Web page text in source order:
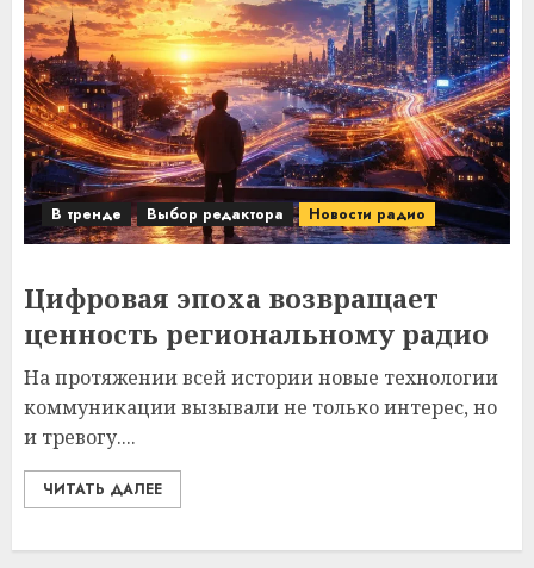
В тренде Выбор редактора Новости радио
Цифровая эпоха возвращает
ценность региональному радио
На протяжении всей истории новые технологии
коммуникации вызывали не только интерес, но
и тревогу....
ЧИТАТЬ ДАЛЕЕ